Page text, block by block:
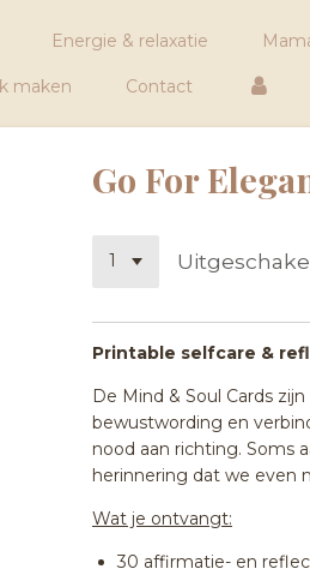
Energie & relaxatie
maken Contact
Go For
Printable selfcare &
De Mind & Soul Cards
bewustwording en
nood aan richting. Soms
herinnering dat we even
Wat je ontvangt:
30 affirmatie- en